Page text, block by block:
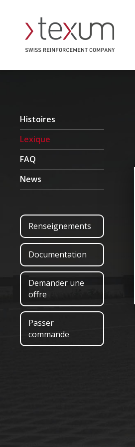
Histoires
Lexique
FAQ
News
Renseignements
Documentation
Demander une
offre
Passer
commande